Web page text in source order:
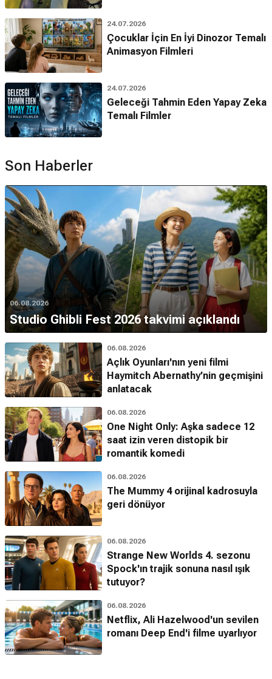
24.07.2026
Çocuklar İçin En İyi Dinozor Temalı
Animasyon Filmleri
24.07.2026
Geleceği Tahmin Eden Yapay Zeka
Temalı Filmler
Son Haberler
06.08.2026
Studio Ghibli Fest 2026 takvimi açıklandı
06.08.2026
Açlık Oyunları'nın yeni filmi
Haymitch Abernathy’nin geçmişini
anlatacak
06.08.2026
One Night Only: Aşka sadece 12
saat izin veren distopik bir
romantik komedi
06.08.2026
The Mummy 4 orijinal kadrosuyla
geri dönüyor
06.08.2026
Strange New Worlds 4. sezonu
Spock'ın trajik sonuna nasıl ışık
tutuyor?
06.08.2026
Netflix, Ali Hazelwood'un sevilen
romanı Deep End'i filme uyarlıyor